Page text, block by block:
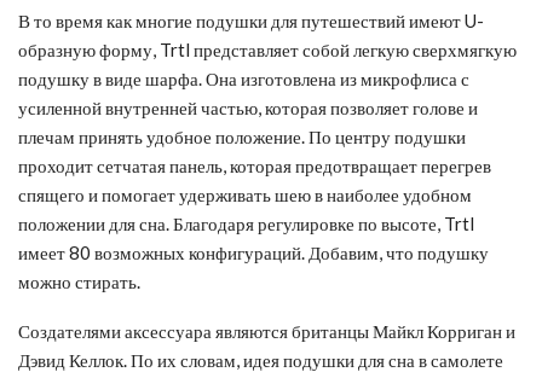
В то время как многие подушки для путешествий имеют U-
образную форму, Trtl представляет собой легкую сверхмягкую
подушку в виде шарфа. Она изготовлена из микрофлиса с
усиленной внутренней частью, которая позволяет голове и
плечам принять удобное положение. По центру подушки
проходит сетчатая панель, которая предотвращает перегрев
спящего и помогает удерживать шею в наиболее удобном
положении для сна. Благодаря регулировке по высоте, Trtl
имеет 80 возможных конфигураций. Добавим, что подушку
можно стирать.
Создателями аксессуара являются британцы Майкл Корриган и
Дэвид Келлок. По их словам, идея подушки для сна в самолете